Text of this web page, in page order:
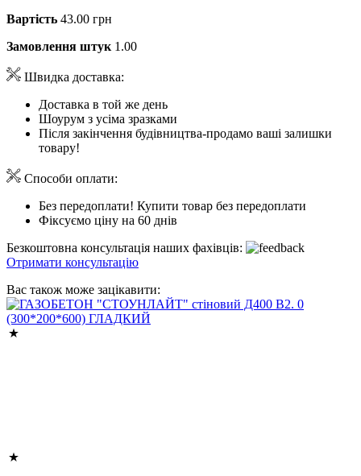
Вартість 43.00 грн
Замовлення штук 1.00
Швидка доставка:
Доставка в той же день
Шоурум з усіма зразками
Після закінчення будівництва-продамо ваші залишки
товару!
Способи оплати:
Без передоплати! Купити товар без передоплати
Фіксуємо ціну на 60 днів
Безкоштовна консультація наших фахівців:
Отримати консультацію
Вас також може зацікавити: